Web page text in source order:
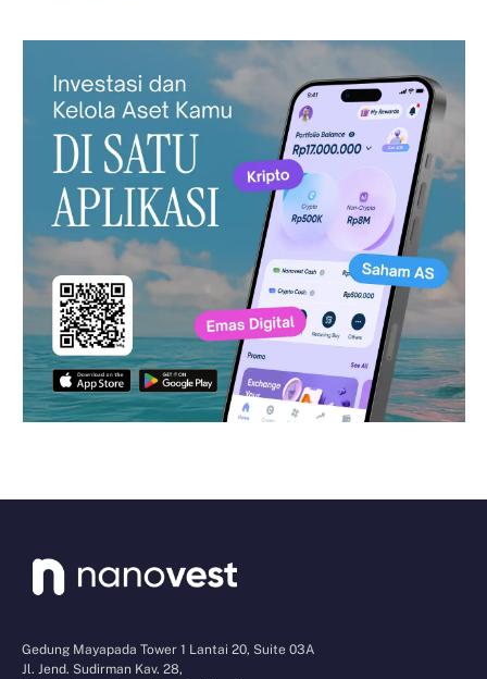
Gedung Mayapada Tower 1 Lantai 20, Suite 03A
Jl. Jend. Sudirman Kav. 28,